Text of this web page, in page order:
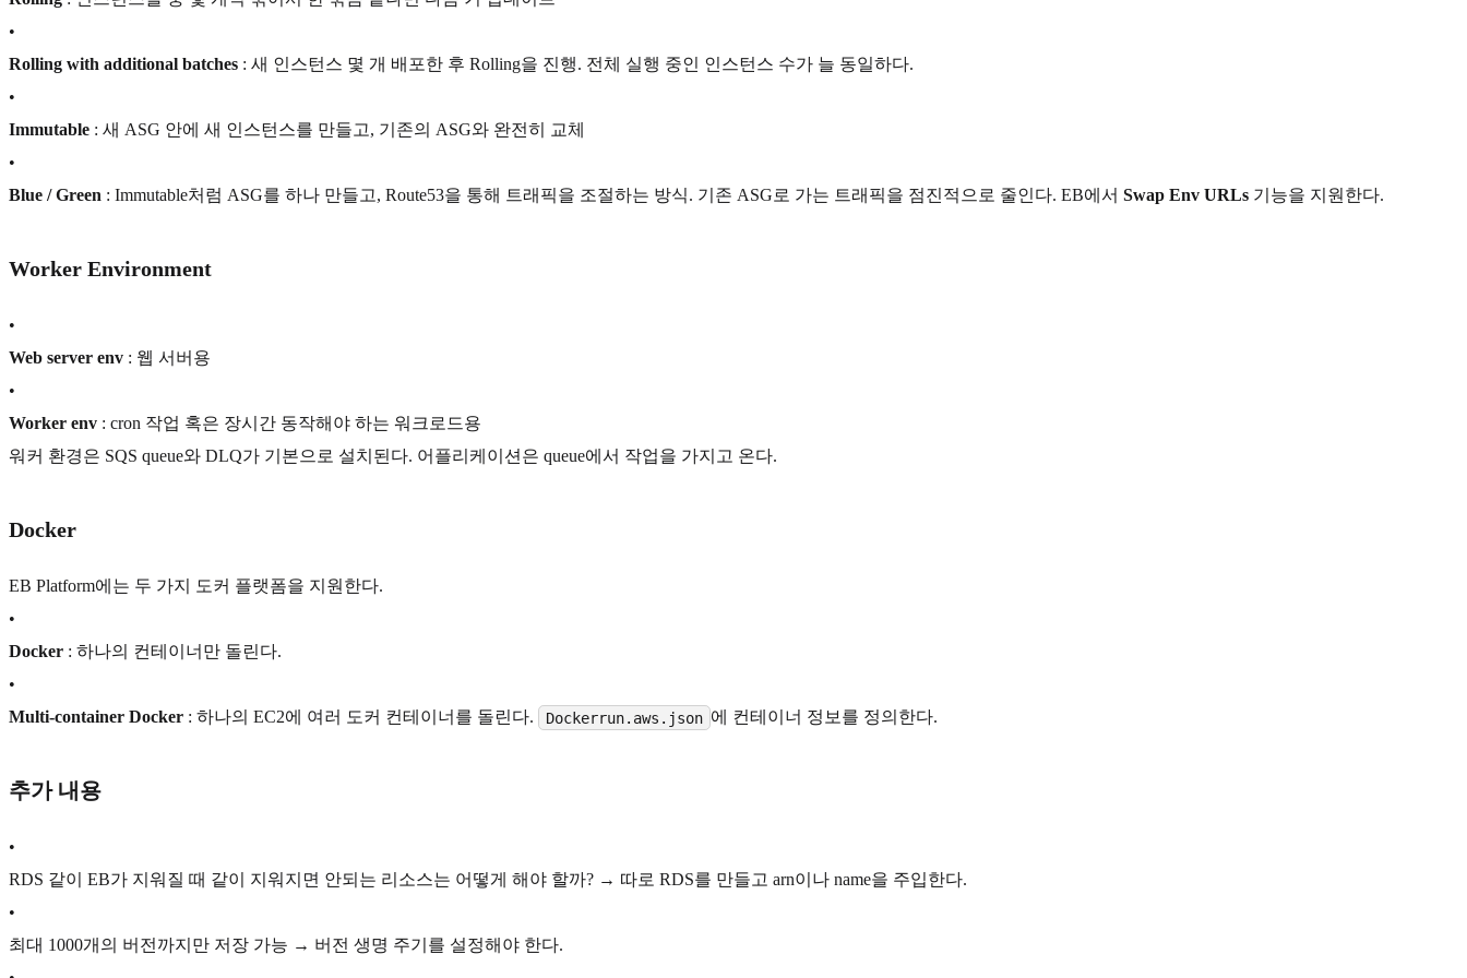
•
Rolling with additional batches : 새 인스턴스 몇 개 배포한 후 Rolling을 진행. 전체 실행 중인 인스턴스 수가 늘 동일하다.
•
Immutable : 새 ASG 안에 새 인스턴스를 만들고, 기존의 ASG와 완전히 교체
•
Blue / Green : Immutable처럼 ASG를 하나 만들고, Route53을 통해 트래픽을 조절하는 방식. 기존 ASG로 가는 트래픽을 점진적으로 줄인다. EB에서 Swap Env URLs 기능을 지원한다.
Worker Environment
•
Web server env : 웹 서버용
•
Worker env : cron 작업 혹은 장시간 동작해야 하는 워크로드용
워커 환경은 SQS queue와 DLQ가 기본으로 설치된다. 어플리케이션은 queue에서 작업을 가지고 온다.
Docker
EB Platform에는 두 가지 도커 플랫폼을 지원한다.
•
Docker : 하나의 컨테이너만 돌린다.
•
Multi-container Docker : 하나의 EC2에 여러 도커 컨테이너를 돌린다. Dockerrun.aws.json 에 컨테이너 정보를 정의한다.
추가 내용
•
RDS 같이 EB가 지워질 때 같이 지워지면 안되는 리소스는 어떻게 해야 할까? → 따로 RDS를 만들고 arn이나 name을 주입한다.
•
최대 1000개의 버전까지만 저장 가능 → 버전 생명 주기를 설정해야 한다.